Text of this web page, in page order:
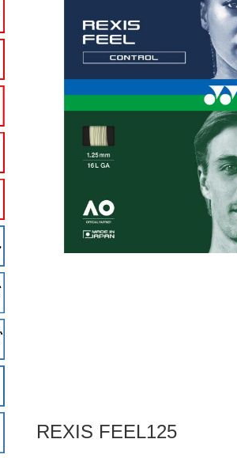
REXIS FEEL125